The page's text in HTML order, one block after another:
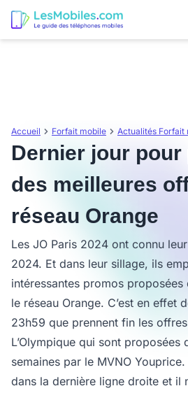
Accueil Forfait mobile Actualités Forfait
Dernier jour
des meilleures
réseau Orange
Les JO Paris 2024 ont connu
2024. Et dans leur sillage, ils
intéressantes promos
le réseau Orange. C’est en effet
23h59 que prennent fin les
L’Olympique qui sont proposées
semaines par le MVNO
dans la dernière ligne droite et il